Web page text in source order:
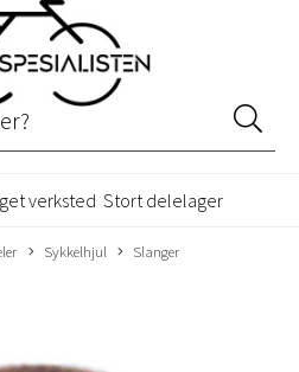
verksted Stort delelager
Sykkelhjul Slanger